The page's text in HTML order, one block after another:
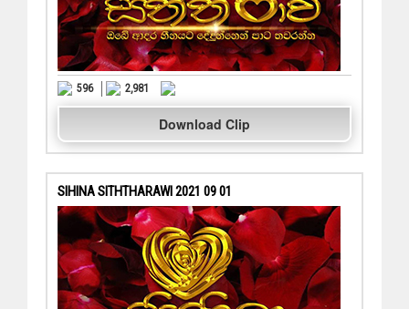
596 2,981
Download Clip
SIHINA SITHTHARAWI 2021 09 01